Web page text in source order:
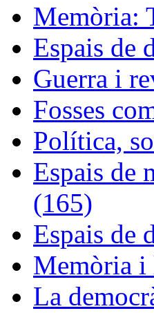
Memòria:
Espais de
Guerra i
Fosses
Política,
Espais de
(165)
Espais de
Memòria i
La